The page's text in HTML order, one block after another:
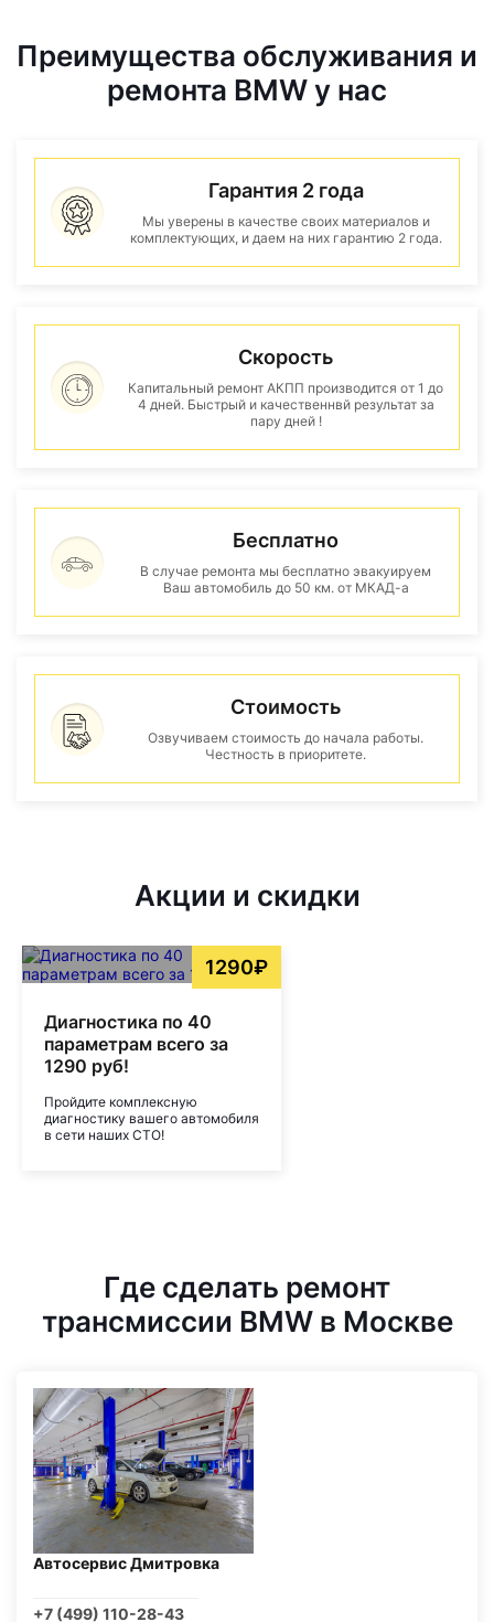
Преимущества обслуживания и
ремонта BMW у нас
Гарантия 2 года
Мы уверены в качестве своих материалов и
комплектующих, и даем на них гарантию 2 года.
Скорость
Капитальный ремонт АКПП производится от 1 до
4 дней. Быстрый и качественнвй результат за
пару дней !
Бесплатно
В случае ремонта мы бесплатно эвакуируем
Ваш автомобиль до 50 км. от МКАД-а
Стоимость
Озвучиваем стоимость до начала работы.
Честность в приоритете.
Акции и скидки
1290₽
Диагностика по 40
параметрам всего за
1290 руб!
Пройдите комплексную
диагностику вашего автомобиля
в сети наших СТО!
Где сделать ремонт
трансмиссии BMW в Москве
Автосервис Дмитровка
+7 (499) 110-28-43